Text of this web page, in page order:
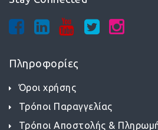
Πληροφορίες
Όροι χρήσης
Τρόποι Παραγγελίας
Τρόποι Αποστολής &